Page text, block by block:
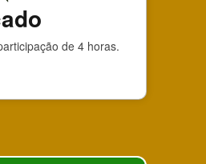
de 4 horas.